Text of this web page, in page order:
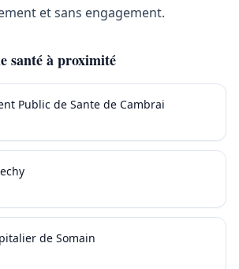
et sans engagement.
santé à proximité
Public de Sante de Cambrai
de Somain